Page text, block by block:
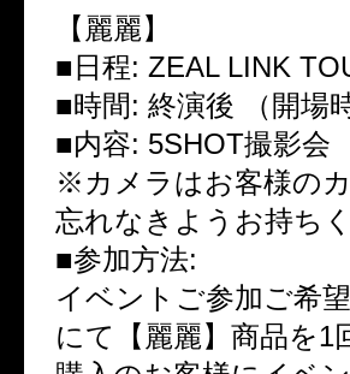
【麗麗】
■日程: ZEAL LINK
■時間: 終演後 （開場
■内容: 5SHOT撮影会
※カメラはお客様の
忘れなきようお持ちく
■参加方法:
イベントご参加ご希
にて【麗麗】商品を1